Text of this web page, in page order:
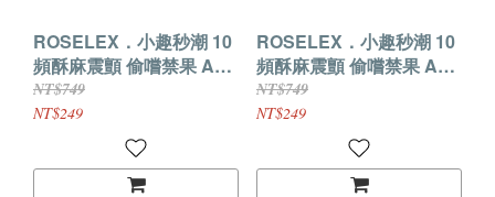
ROSELEX．小趣秒潮 10
頻酥麻震顫 偷嚐禁果 APP
智能拉繩情趣跳蛋【紫
色】
NT$749
NT$249
ROSELEX．小趣秒潮 10
頻酥麻震顫 偷嚐禁果 APP
智能拉繩情趣跳蛋【粉
色】
NT$749
NT$249